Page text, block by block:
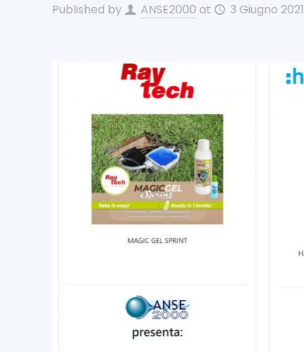
Published by ANSE2000 at 3 Giugno 2021